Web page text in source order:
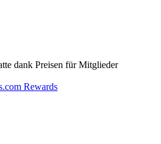
dank Preisen für Mitglieder
Rewards